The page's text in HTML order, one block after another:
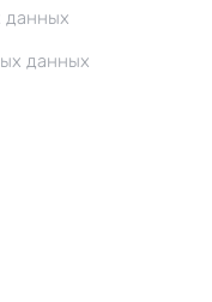
данных
данных